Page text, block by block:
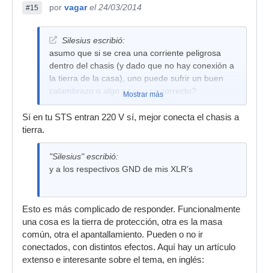
#15 por vagar el 24/03/2014
Silesius escribió:
asumo que si se crea una corriente peligrosa
dentro del chasis (y dado que no hay conexión a
la tierra de la casa), uno puede sufrir un buen
calambrazo o algo peor, ¿es correcto?
Mostrar más
Sí en tu STS entran 220 V sí, mejor conecta el chasis a
tierra.
"Silesius" escribió:
y a los respectivos GND de mis XLR's
Esto es más complicado de responder. Funcionalmente
una cosa es la tierra de protección, otra es la masa
común, otra el apantallamiento. Pueden o no ir
conectados, con distintos efectos. Aquí hay un artículo
extenso e interesante sobre el tema, en inglés: